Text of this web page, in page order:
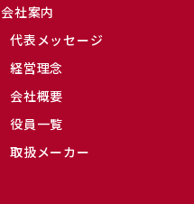
会社案内
代表メッセージ
経営理念
会社概要
役員一覧
取扱メーカー